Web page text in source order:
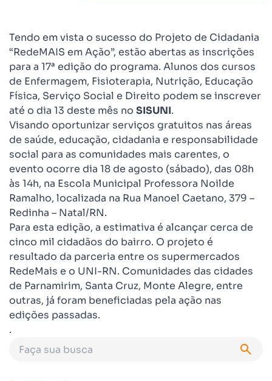
Tendo em vista o sucesso do Projeto de Cidadania
“RedeMAIS em Ação”, estão abertas as inscrições
para a 17ª edição do programa. Alunos dos cursos
de Enfermagem, Fisioterapia, Nutrição, Educação
Física, Serviço Social e Direito podem se inscrever
até o dia 13 deste mês no SISUNI.
Visando oportunizar serviços gratuitos nas áreas
de saúde, educação, cidadania e responsabilidade
social para as comunidades mais carentes, o
evento ocorre dia 18 de agosto (sábado), das 08h
às 14h, na Escola Municipal Professora Noilde
Ramalho, localizada na Rua Manoel Caetano, 379 –
Redinha – Natal/RN.
Para esta edição, a estimativa é alcançar cerca de
cinco mil cidadãos do bairro. O projeto é
resultado da parceria entre os supermercados
RedeMais e o UNI-RN. Comunidades das cidades
de Parnamirim, Santa Cruz, Monte Alegre, entre
outras, já foram beneficiadas pela ação nas
edições passadas.
.